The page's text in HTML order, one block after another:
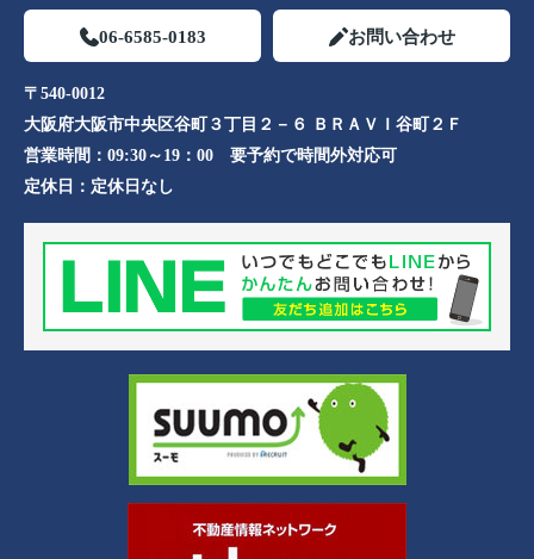
06-6585-0183 お問い合わせ
〒540-0012
大阪府大阪市中央区谷町３丁目２－６ ＢＲＡＶＩ谷町２Ｆ
営業時間： 09:30～19：00 要予約で時間外対応可
定休日： 定休日なし